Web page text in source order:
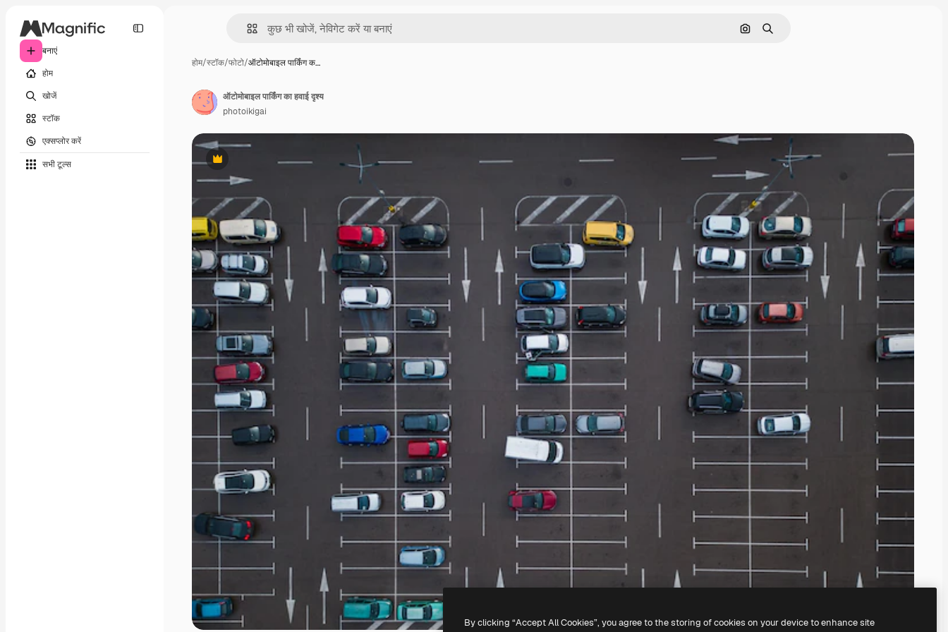
बनाएं
होम
खोजें
स्टॉक
एक्सप्लोर करें
सभी टूल्‍स
इमेज से खोजें
खोजें
होम/स्टॉक/फोटो/ऑटोमोबाइल पार्किंग क…
Premium
ऑटोमोबाइल पार्किंग का हवाई दृश्य
photoikigai
By clicking “Accept All Cookies”, you agree to the storing of cookies on your device to enhance site